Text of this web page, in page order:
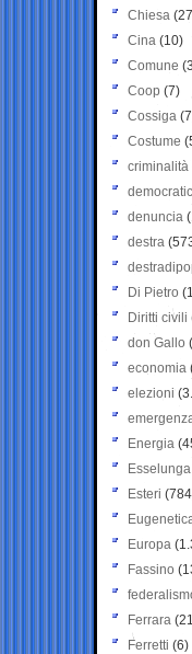
Chiesa
Cina (10)
Comune
Coop (7)
Cossiga
Costume
criminalità
denuncia
destra
Di Pietro
Diritti civili
don Gallo
economia
elezioni
Energia
Esselunga
Esteri
Europa
Fassino
Ferrara
Ferretti (6)